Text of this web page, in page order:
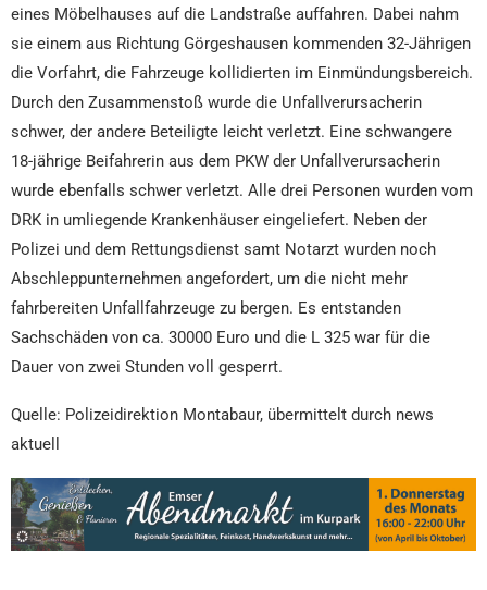
eines Möbelhauses auf die Landstraße auffahren. Dabei nahm
sie einem aus Richtung Görgeshausen kommenden 32-Jährigen
die Vorfahrt, die Fahrzeuge kollidierten im Einmündungsbereich.
Durch den Zusammenstoß wurde die Unfallverursacherin
schwer, der andere Beteiligte leicht verletzt. Eine schwangere
18-jährige Beifahrerin aus dem PKW der Unfallverursacherin
wurde ebenfalls schwer verletzt. Alle drei Personen wurden vom
DRK in umliegende Krankenhäuser eingeliefert. Neben der
Polizei und dem Rettungsdienst samt Notarzt wurden noch
Abschleppunternehmen angefordert, um die nicht mehr
fahrbereiten Unfallfahrzeuge zu bergen. Es entstanden
Sachschäden von ca. 30000 Euro und die L 325 war für die
Dauer von zwei Stunden voll gesperrt.
Quelle: Polizeidirektion Montabaur, übermittelt durch news
aktuell